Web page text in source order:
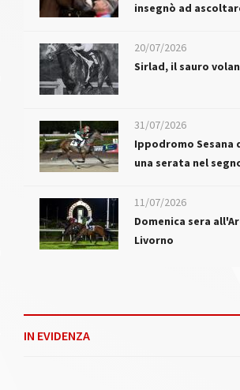
insegnò ad
20/07/2026
Sirlad, il sauro
31/07/2026
Ippodromo Sesana
una serata nel
11/07/2026
Domenica sera
Livorno
IN EVIDENZA